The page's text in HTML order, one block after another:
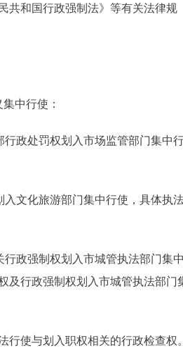
共和国行政强制法》等有关法律规
中行使：
政处罚权划入市场监管部门集中
文化旅游部门集中行使，具体执
政强制权划入市城管执法部门集
及行政强制权划入市城管执法部门
使与划入职权相关的行政检查权